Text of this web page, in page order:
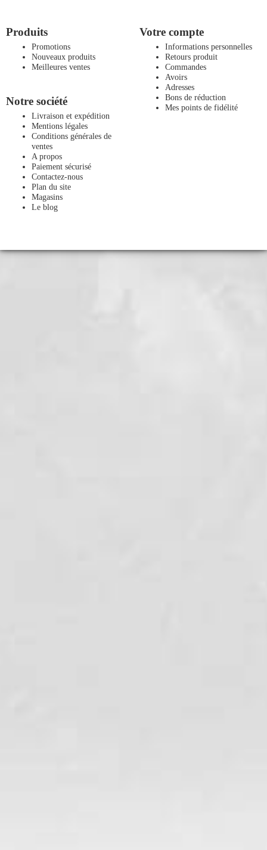
Produits
Promotions
Nouveaux produits
Meilleures ventes
Notre société
Livraison et expédition
Mentions légales
Conditions générales de
ventes
A propos
Paiement sécurisé
Contactez-nous
Plan du site
Magasins
Le blog
Votre compte
Informations personnelles
Retours produit
Commandes
Avoirs
Adresses
Bons de réduction
Mes points de fidélité